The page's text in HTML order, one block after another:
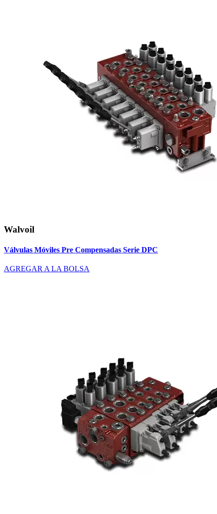
Walvoil
Válvulas Móviles Pre Compensadas Serie DPC
AGREGAR A LA BOLSA